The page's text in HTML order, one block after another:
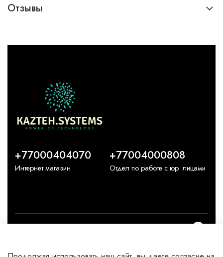
Отзывы
+77000404070
Интернет магазин
+77004000808
Отдел по работе с юр. лицами